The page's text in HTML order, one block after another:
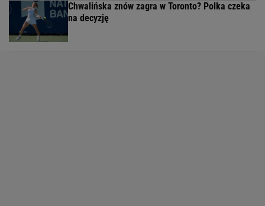
Chwalińska znów zagra w Toronto? Polka czeka
na decyzję